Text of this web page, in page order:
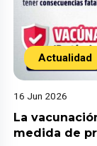
Actualidad
16 Jun 2026
La
medida de